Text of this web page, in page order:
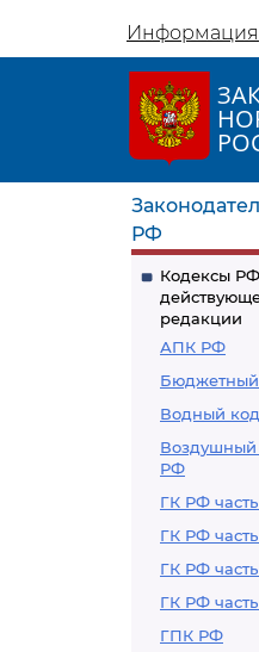
Информация
РФ
Кодексы
редакции
АПК РФ
Бюджетный
Водный
Воздушный
РФ
ГК РФ часть
ГК РФ
ГК РФ
ГК РФ
ГПК РФ